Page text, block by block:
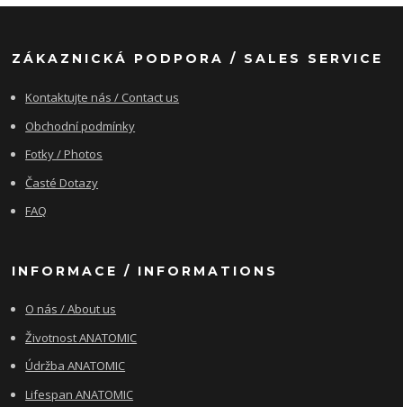
ZÁKAZNICKÁ PODPORA / SALES SERVICE
Kontaktujte nás / Contact us
Obchodní podmínky
Fotky / Photos
Časté Dotazy
FAQ
INFORMACE / INFORMATIONS
O nás / About us
Životnost ANATOMIC
Údržba ANATOMIC
Lifespan ANATOMIC